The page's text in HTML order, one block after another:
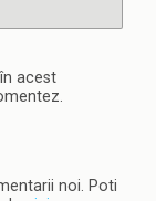
acest
noi. Poti